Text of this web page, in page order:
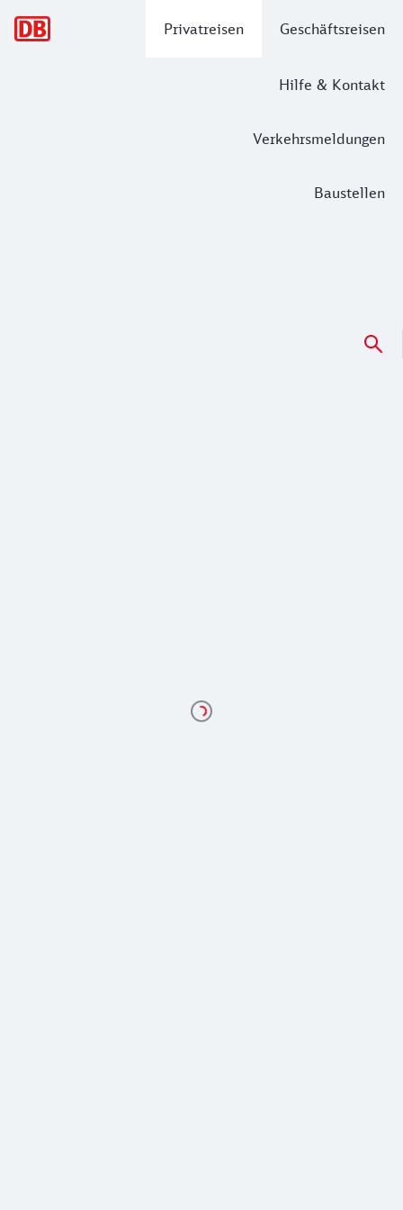
Privatreisen Geschäftsreisen
Hilfe & Kontakt
Verkehrsmeldungen
Baustellen